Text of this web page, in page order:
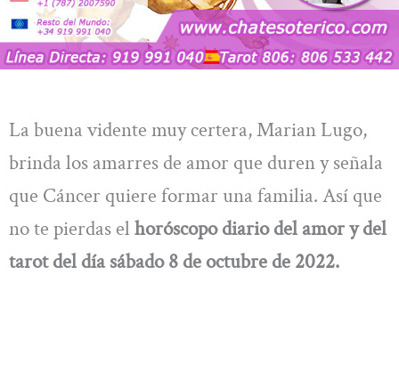
La buena vidente muy certera, Marian Lugo,
brinda los amarres de amor que duren y señala
que Cáncer quiere formar una familia. Así que
no te pierdas el horóscopo diario del amor y del
tarot del día sábado 8 de octubre de 2022.